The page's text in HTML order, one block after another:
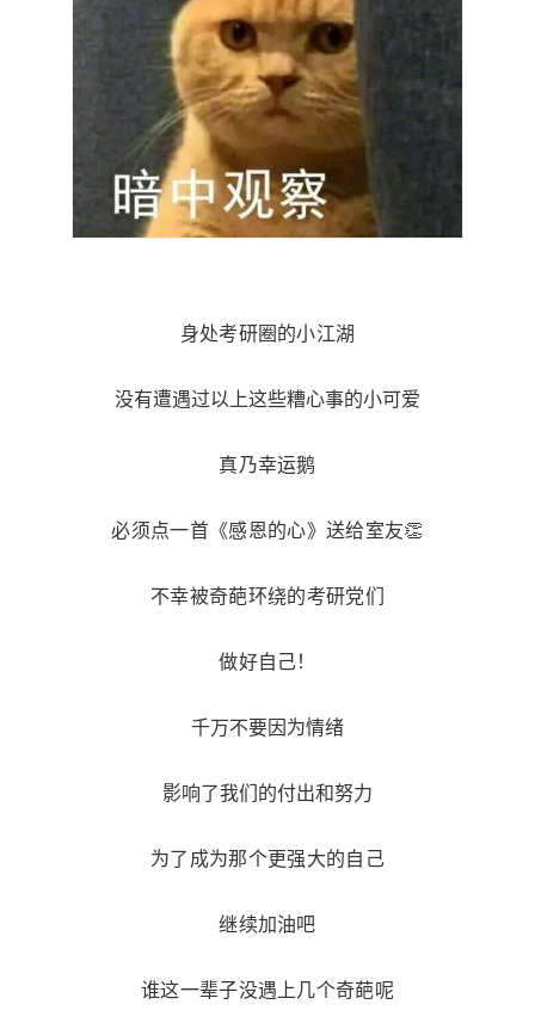
身处考研圈的小江湖
没有遭遇过以上这些糟心事的小可爱
真乃幸运鹅
必须点一首《感恩的心》送给室友👏
不幸被奇葩环绕的考研党们
做好自己！
千万不要因为情绪
影响了我们的付出和努力
为了成为那个更强大的自己
继续加油吧
谁这一辈子没遇上几个奇葩呢